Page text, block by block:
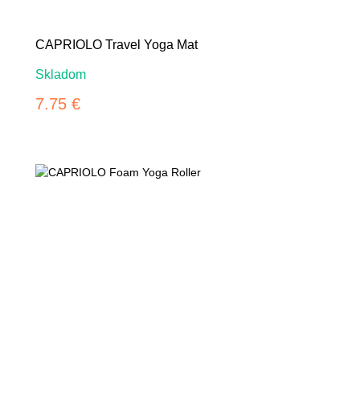
CAPRIOLO Travel Yoga Mat
Skladom
7.75 €